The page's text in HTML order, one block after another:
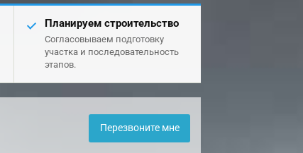
Планируем строительство
Согласовываем подготовку
участка и последовательность
этапов.
Перезвоните мне